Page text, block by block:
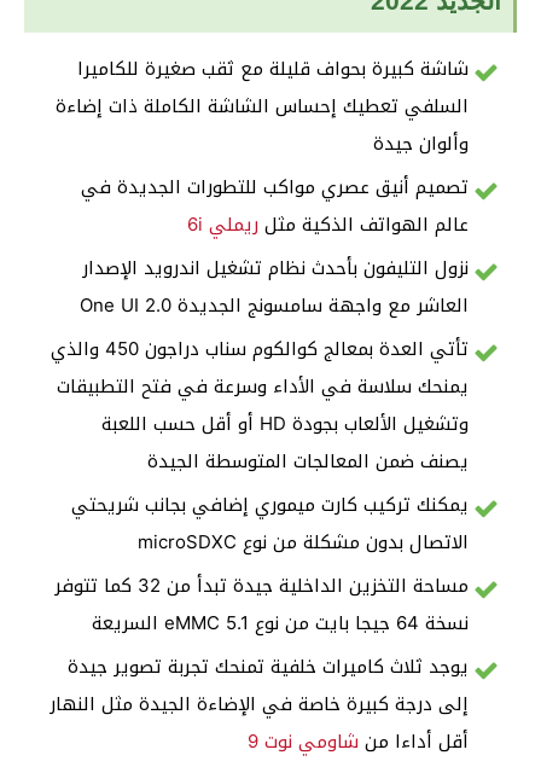
شاشة كبيرة بحواف قليلة مع ثقب صغيرة للكاميرا
السلفي تعطيك إحساس الشاشة الكاملة ذات إضاءة
وألوان جيدة
تصميم أنيق عصري مواكب للتطورات الجديدة في
عالم الهواتف الذكية مثل ريملي 6i
نزول التليفون بأحدث نظام تشغيل اندرويد الإصدار
العاشر مع واجهة سامسونج الجديدة One UI 2.0
تأتي العدة بمعالج كوالكوم سناب دراجون 450 والذي
يمنحك سلاسة في الأداء وسرعة في فتح التطبيقات
وتشغيل الألعاب بجودة HD أو أقل حسب اللعبة
يصنف ضمن المعالجات المتوسطة الجيدة
يمكنك تركيب كارت ميموري إضافي بجانب شريحتي
الاتصال بدون مشكلة من نوع microSDXC
مساحة التخزين الداخلية جيدة تبدأ من 32 كما تتوفر
نسخة 64 جيجا بايت من نوع eMMC 5.1 السريعة
يوجد ثلاث كاميرات خلفية تمنحك تجربة تصوير جيدة
إلى درجة كبيرة خاصة في الإضاءة الجيدة مثل النهار
أقل أداءا من شاومي نوت 9